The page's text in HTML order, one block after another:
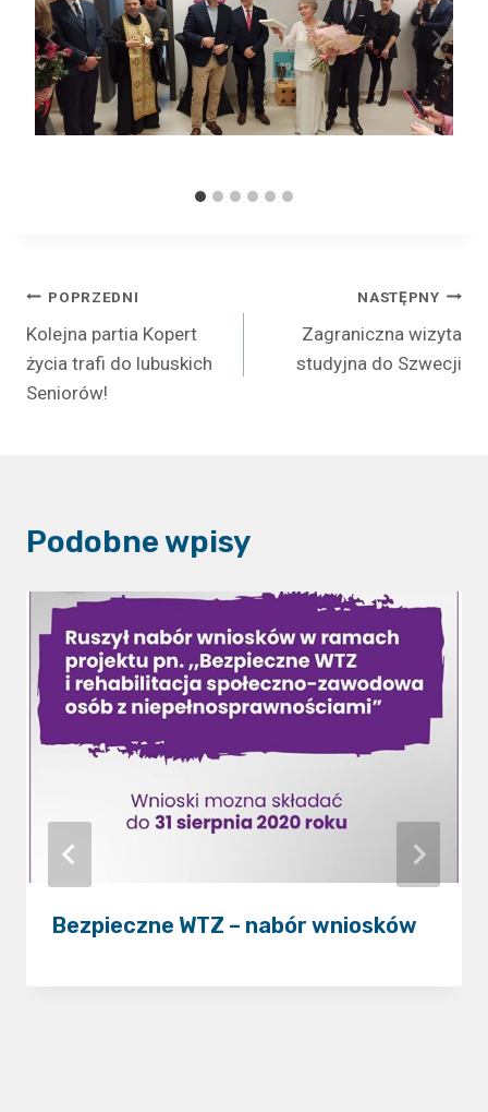
Nawigacja
wpisu
POPRZEDNI
Kolejna partia Kopert
życia trafi do lubuskich
Seniorów!
NASTĘPNY
Zagraniczna wizyta
studyjna do Szwecji
Podobne wpisy
Bezpieczne WTZ – nabór wniosków